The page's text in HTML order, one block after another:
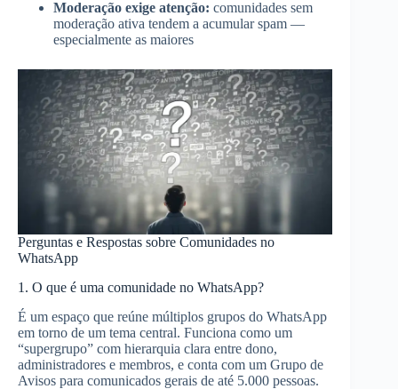
Moderação exige atenção: comunidades sem
moderação ativa tendem a acumular spam —
especialmente as maiores
Perguntas e Respostas sobre Comunidades no
WhatsApp
1. O que é uma comunidade no WhatsApp?
É um espaço que reúne múltiplos grupos do WhatsApp
em torno de um tema central. Funciona como um
“supergrupo” com hierarquia clara entre dono,
administradores e membros, e conta com um Grupo de
Avisos para comunicados gerais de até 5.000 pessoas.